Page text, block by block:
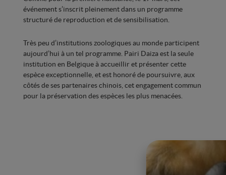
événement s’inscrit pleinement dans un programme
structuré de reproduction et de sensibilisation.
Très peu d’institutions zoologiques au monde participent
aujourd’hui à un tel programme. Pairi Daiza est la seule
institution en Belgique à accueillir et présenter cette
espèce exceptionnelle, et est honoré de poursuivre, aux
côtés de ses partenaires chinois, cet engagement commun
pour la préservation des espèces les plus menacées.